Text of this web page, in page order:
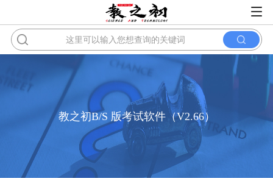
教之初B/S 版考试软件（V2.66）